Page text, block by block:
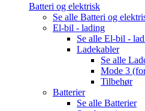
Batteri og elektrisk
Se alle Batteri og
El-bil - lading
Se alle El-bil -
Ladekabler
Se alle
Mode 3
Tilbehør
Batterier
Se alle Batterier